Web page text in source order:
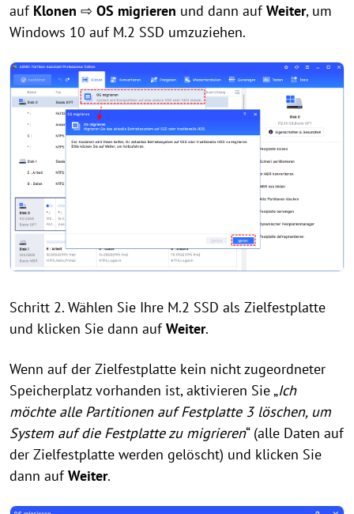
auf Klonen ⇨ OS migrieren und dann aufWeiter, um
Windows 10 auf M.2 SSD umzuziehen.
Schritt 2. Wählen Sie Ihre M.2 SSD als Zielfestplatte
und klicken Sie dann aufWeiter.
Wenn auf der Zielfestplatte kein nicht zugeordneter
Speicherplatz vorhanden ist, aktivieren Sie „Ich
möchte alle Partitionen auf Festplatte 3 löschen, um
System auf die Festplatte zu migrieren“ (alle Daten auf
der Zielfestplatte werden gelöscht) und klicken Sie
dann aufWeiter.